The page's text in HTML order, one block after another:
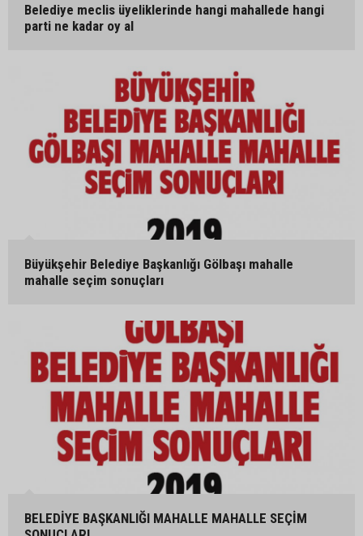
Belediye meclis üyeliklerinde hangi mahallede hangi
parti ne kadar oy al
Büyükşehir Belediye Başkanlığı Gölbaşı mahalle
mahalle seçim sonuçları
BELEDİYE BAŞKANLIĞI MAHALLE MAHALLE SEÇİM